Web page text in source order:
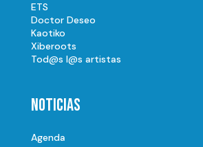
ETS
Doctor Deseo
Kaotiko
Xiberoots
Tod@s l@s artistas
Noticias
Agenda